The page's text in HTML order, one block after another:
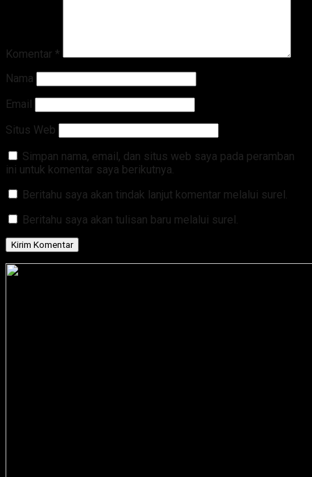
Komentar *
Nama
Email
Situs Web
Simpan nama, email, dan situs web saya pada peramban
ini untuk komentar saya berikutnya.
Beritahu saya akan tindak lanjut komentar melalui surel.
Beritahu saya akan tulisan baru melalui surel.